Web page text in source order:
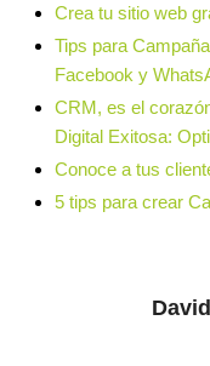
Crea tu sitio web
Tips para
Facebook y
CRM, es el
Digital Exitosa:
Conoce a tus
5 tips para crear